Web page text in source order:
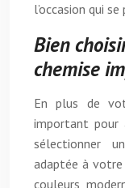
l’occasion qui
Bien
chemise
En plus de
important pour
sélectionner
adaptée à
couleurs